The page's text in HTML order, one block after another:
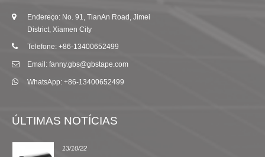
Endereço: No. 91, TianAn Road, Jimei
District, Xiamen City
Telefone: +86-13400652499
Email: fanny.gbs@gbstape.com
WhatsApp: +86-13400652499
ÚLTIMAS NOTÍCIAS
13/10/22